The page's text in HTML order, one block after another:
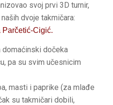
svoj prvi 3D turnir,
dvoje takmičara:
Parčetić-Cigić.
domaćinski dočeka
pa su svim učesnicim
masti i paprike (za mlađe
su takmičari dobili,